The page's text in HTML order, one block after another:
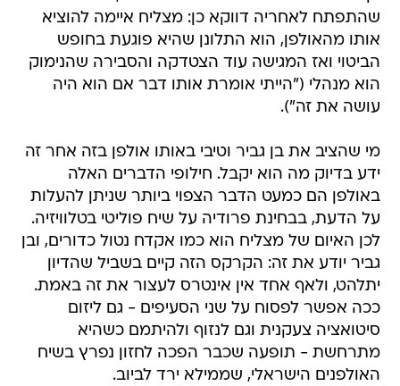
שהתפתח לאחריה דווקא כן: מצליח איימה להוציא
אותו מהאולפן, הוא התלונן שהיא פוגעת בחופש
הביטוי ואז המגישה עוד הצטדקה והסבירה שהנימוק
הוא מנהלי ("הייתי אומרת אותו דבר אם הוא היה
עושה את זה").
מי שהציב את בן גביר וטיבי באותו אולפן בזה אחר זה
ידע בדיוק מה הוא יקבל. חילופי הדברים האלה
באולפן הם כמעט הדבר הצפוי ביותר שניתן להעלות
על הדעת, בבחינת פרודיה על שיח פוליטי בטלוויזיה.
לכן האיום של מצליח הוא כמו אקדח נטול כדורים, ובן
גביר יודע את זה: הקרקס הזה קיים בשביל שהדיון
יתלהט, ולאף אחד אין אינטרס לעצור את זה באמת.
ככה אפשר לפסוח על שני הסעיפים - גם ליזום
סיטואציה צעקנית וגם לנזוף ולהיתמם כשהיא
מתרחשת - תופעה שכבר הפכה לחזון נפרץ בשיח
האולפנים הישראלי, שממילא ירד לביוב.